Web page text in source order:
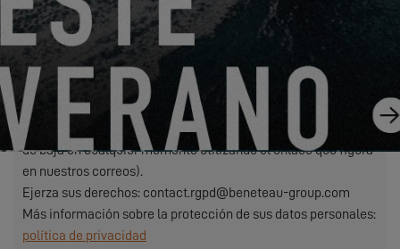
EXCESS se refiere a Construction Navale Bordeaux actuando
en calidad de responsable del tratamiento de datos. Sus datos
personales son tratados con el fin de responder a su solicitud,
gestionar nuestra relación con usted y, si así lo ha elegido,
enviarle nuestras comunicaciones (en este caso, puede darse
de baja en cualquier momento utilizando el enlace que figura
en nuestros correos).
Ejerza sus derechos: contact.rgpd@beneteau-group.com
Más información sobre la protección de sus datos personales:
política de privacidad